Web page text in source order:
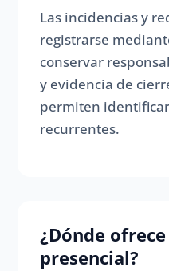
Las incidencias y
registrarse
conservar
y evidencia de
permiten
recurrentes.
¿Dónde
presencial?